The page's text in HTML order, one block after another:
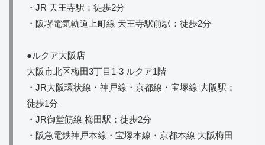
・JR 天王寺駅：徒歩2分
・阪堺電気軌道上町線 天王寺駅前駅：徒歩2分
●ルクア大阪店
大阪市北区梅田3丁目1-3 ルクア1階
・JR大阪環状線・神戸線・京都線・宝塚線 大阪駅：
徒歩1分
・JR御堂筋線 梅田駅：徒歩2分
・阪急電鉄神戸本線・宝塚本線・京都本線 大阪梅田